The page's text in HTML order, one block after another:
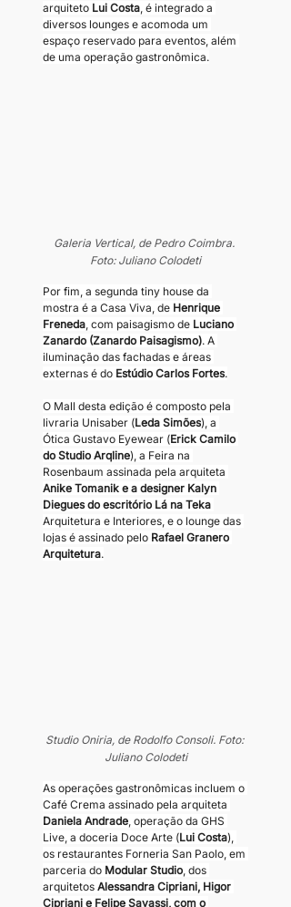
arquiteto Lui Costa, é integrado a
diversos lounges e acomoda um
espaço reservado para eventos, além
de uma operação gastronômica.
Galeria Vertical, de Pedro Coimbra.
Foto: Juliano Colodeti
Por fim, a segunda tiny house da
mostra é a Casa Viva, de Henrique
Freneda , com paisagismo de Luciano
Zanardo (Zanardo Paisagismo). A
iluminação das fachadas e áreas
externas é do Estúdio Carlos Fortes.
O Mall desta edição é composto pela
livraria Unisaber (Leda Simões), a
Ótica Gustavo Eyewear (Erick Camilo
do Studio Arqline), a Feira na
Rosenbaum assinada pela arquiteta
Anike Tomanik e a designer Kalyn
Diegues do escritório Lá na Teka
Arquitetura e Interiores, e o lounge das
lojas é assinado pelo Rafael Granero
Arquitetura.
Studio Oniria, de Rodolfo Consoli. Foto:
Juliano Colodeti
As operações gastronômicas incluem o
Café Crema assinado pela arquiteta
Daniela Andrade , operação da GHS
Live, a doceria Doce Arte (Lui Costa),
os restaurantes Forneria San Paolo, em
parceria do Modular Studio , dos
arquitetos Alessandra Cipriani, Higor
Cipriani e Felipe Savassi, com o